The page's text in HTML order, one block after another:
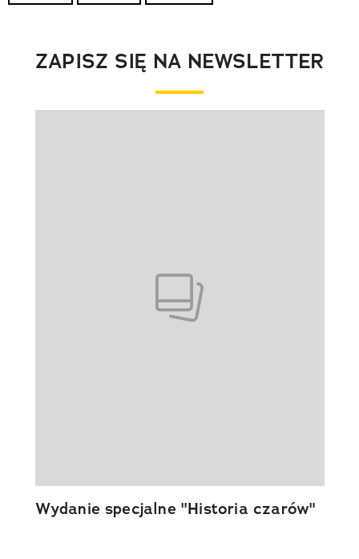
ZAPISZ SIĘ NA NEWSLETTER
Wydanie specjalne "Historia czarów"